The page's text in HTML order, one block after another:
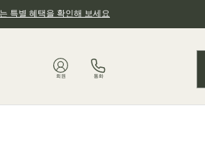
특별 혜택을 확인해 보세요
회원 통화